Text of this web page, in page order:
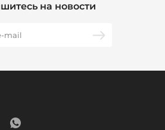
на новости